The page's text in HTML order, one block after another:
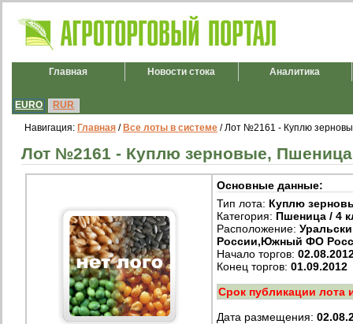
Главная Новости стока Аналитика
EURO RUR
Навигация: Главная / Все лоты в системе / Лот №2161 - Куплю
Лот №2161 - Куплю зерновые, Пшеница
Основные данные:
Тип лота: Куплю
Категория: Пшеница / 4
Расположение:
России,Южный ФО
Начало торгов:
Конец торгов: 01.09.2012
Срок публикации лота
Дата размещения: